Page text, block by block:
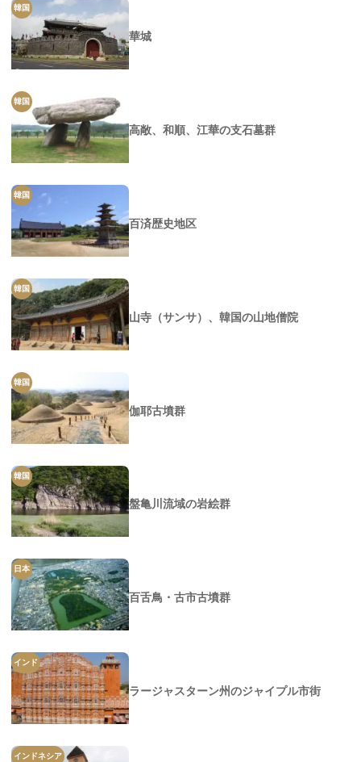
韓国
華城
韓国
高敞、和順、江華の支石墓群
韓国
百済歴史地区
韓国
山寺（サンサ）、韓国の山地僧院
韓国
伽耶古墳群
韓国
盤亀川流域の岩絵群
日本
百舌鳥・古市古墳群
インド
ラージャスターン州のジャイプル市街
インドネシア